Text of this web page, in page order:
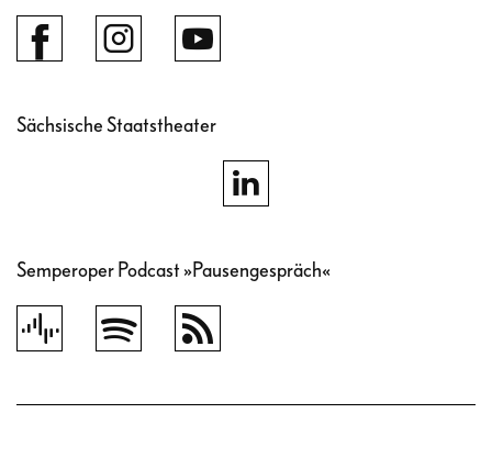
Sächsische Staatstheater
Semperoper Podcast »Pausengespräch«